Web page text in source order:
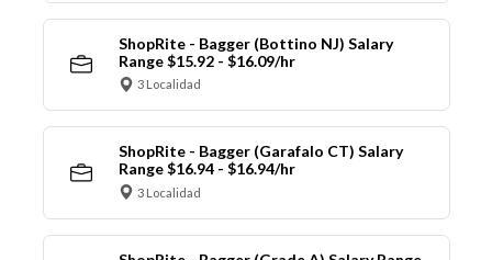
ShopRite - Bagger (Bottino NJ) Salary
Range $15.92 - $16.09/hr
3 Localidad
ShopRite - Bagger (Garafalo CT) Salary
Range $16.94 - $16.94/hr
3 Localidad